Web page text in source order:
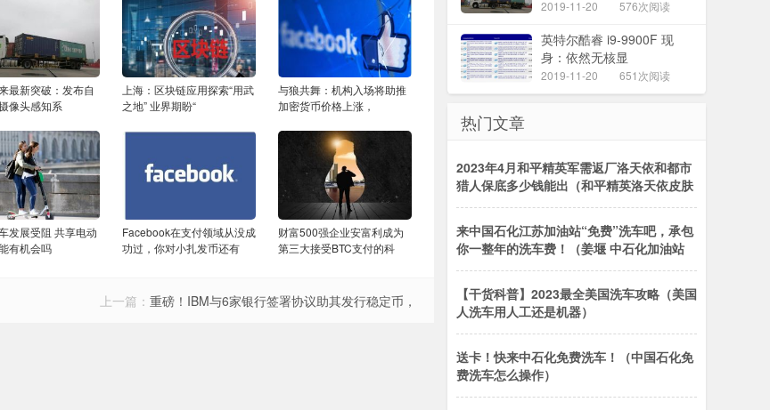
最新突破：发布自
像头感知系
上海：区块链应用探索“用武
之地” 业界期盼“
与狼共舞：机构入场将助推
加密货币价格上涨，
发展受阻 共享电动
有机会吗
Facebook在支付领域从没成
功过，你对小扎发币还有
财富500强企业安富利成为
第三大接受BTC支付的科
上一篇： 重磅！IBM与6家银行签署协议助其发行稳定币，
2019-11-20 576次阅读
英特尔酷睿 i9-9900F 现
身：依然无核显
2019-11-20 651次阅读
热门文章
2023年4月和平精英军需返厂洛天依和都市
猎人保底多少钱能出（和平精英洛天依皮肤
来中国石化江苏加油站“免费”洗车吧，承包
你一整年的洗车费！（姜堰 中石化加油站
【干货科普】2023最全美国洗车攻略（美国
人洗车用人工还是机器）
送卡！快来中石化免费洗车！（中国石化免
费洗车怎么操作）